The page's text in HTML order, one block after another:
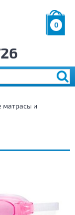
0
р.
матрасы и